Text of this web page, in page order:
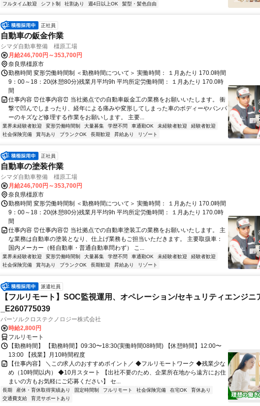
フルタイム歓迎
シフト制 社割あり 週4日以上OK 髪型・髪色自由
正社員
自動車の鈑金作業
シマダ自動車整備 橿原工場
月給246,700円～353,700円
奈良県橿原市
勤務時間 変形労働時間制 ＜勤務時間について＞ 実働時間： １月あたり 170.0時間
9：00～18：20(休憩80分)残業月平均9h 平均所定労働時間： １月あたり 170.0時
間
仕事内容 ⏰仕事内容⏰ 当社拠点での自動車鈑金工の業務をお願いいたします。 衝
撃で凹んでしまったり、経年による痛みや変形してしまった車のボディーやバンパ
ーのキズなど修理する作業をお願いします。 主要...
業界未経験者歓迎 変形労働時間制 大量募集 学歴不問 車通勤OK 未経験者歓迎
経験者歓迎
社会保険完備
賞与あり ブランクOK 長期歓迎 昇給あり リゾート
正社員
自動車の塗装作業
シマダ自動車整備 橿原工場
月給246,700円～353,700円
奈良県橿原市
勤務時間 変形労働時間制 ＜勤務時間について＞ 実働時間： １月あたり 170.0時間
9：00～18：20(休憩80分)残業月平均9h 平均所定労働時間： １月あたり 170.0時
間
仕事内容 ⏰仕事内容⏰ 当社拠点での自動車塗装工の業務をお願いいたします。 主
な業務は自動車の塗装となり、仕上げ業務もご担当いただきます。 主要取扱車：
国内メーカー（軽自動車・普通自動車問わず） こ...
業界未経験者歓迎 変形労働時間制 大量募集 学歴不問 車通勤OK 未経験者歓迎
経験者歓迎
社会保険完備
賞与あり ブランクOK 長期歓迎 昇給あり リゾート
派遣社員
【フルリモート】SOC監視運用、オペレーション/セキュリティエンジニ
_E260775039
パーソルクロステクノロジー株式会社
時給2,800円
フルリモート
【勤務時間】 【勤務時間】09:30〜18:30(実働時間08時間) 【休憩時間】12:00〜
13:00 【残業】月10時間程度
【仕事内容】 ＼この求人のおすすめポイント／ ◆フルリモートワーク ◆残業少な
め（10時間以内） ◆10月スタート 【出社不要のため、企業所在地から遠方にお住
まいの方もお気軽にご応募ください】 セ...
長期 産休・育休取得実績あり 固定時間制 フルリモート 社会保険完備 在宅OK
育休あり
交通費支給
育児サポートあり